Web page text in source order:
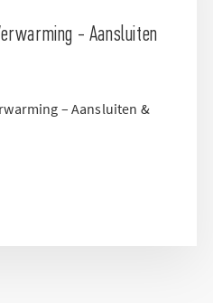
- Aansluiten
– Aansluiten &